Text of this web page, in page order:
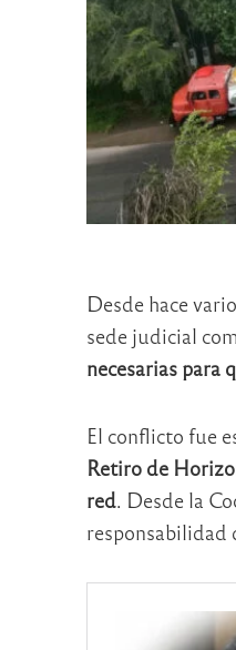
Desde hace
sede judicial
necesarias para
El conflicto fue
Retiro de
red. Desde la
responsabilidad